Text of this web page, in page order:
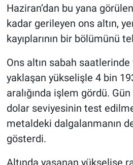
Haziran’dan bu yana
kadar gerileyen ons altın,
kayıplarının bir bölümünü
Ons altın sabah saatlerinde
yaklaşan yükselişle 4 bin
aralığında işlem gördü.
dolar seviyesinin test
metaldeki dalgalanmanın
gösterdi.
Altında yaşanan yükselişe